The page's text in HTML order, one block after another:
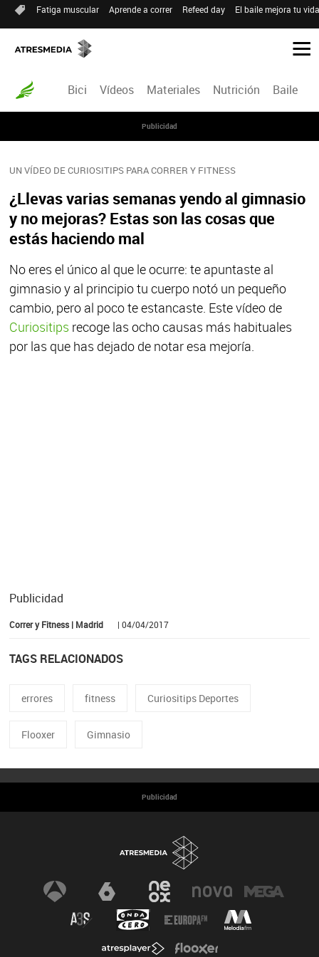
Fatiga muscular Aprende a correr Refeed day El baile mejora tu
Bici Vídeos Materiales Nutrición Baile
Publicidad
UN VÍDEO DE CURIOSITIPS PARA CORRER Y FITNESS
¿Llevas varias semanas yendo al gimnasio
y no mejoras? Estas son las cosas que
estás haciendo mal
No eres el único al que le ocurre: te apuntaste al
gimnasio y al principio tu cuerpo notó un pequeño
cambio, pero al poco te estancaste. Este vídeo de
Curiositips recoge las ocho causas más habituales
por las que has dejado de notar esa mejoría.
Publicidad
Correr y Fitness | Madrid | 04/04/2017
TAGS RELACIONADOS
errores fitness Curiositips Deportes
Flooxer Gimnasio
Publicidad